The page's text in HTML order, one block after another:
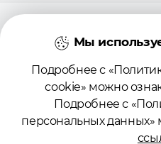
«Гродненский
медицинский
4141710567
Мы
Подробнее с
cookie» можно
Подробнее с
персональных